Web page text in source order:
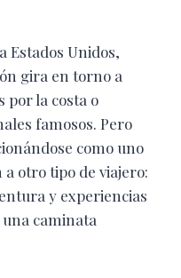
Estados Unidos,
gira en torno a
por la costa o
famosos. Pero
como uno
otro tipo de viajero:
y experiencias
caminata